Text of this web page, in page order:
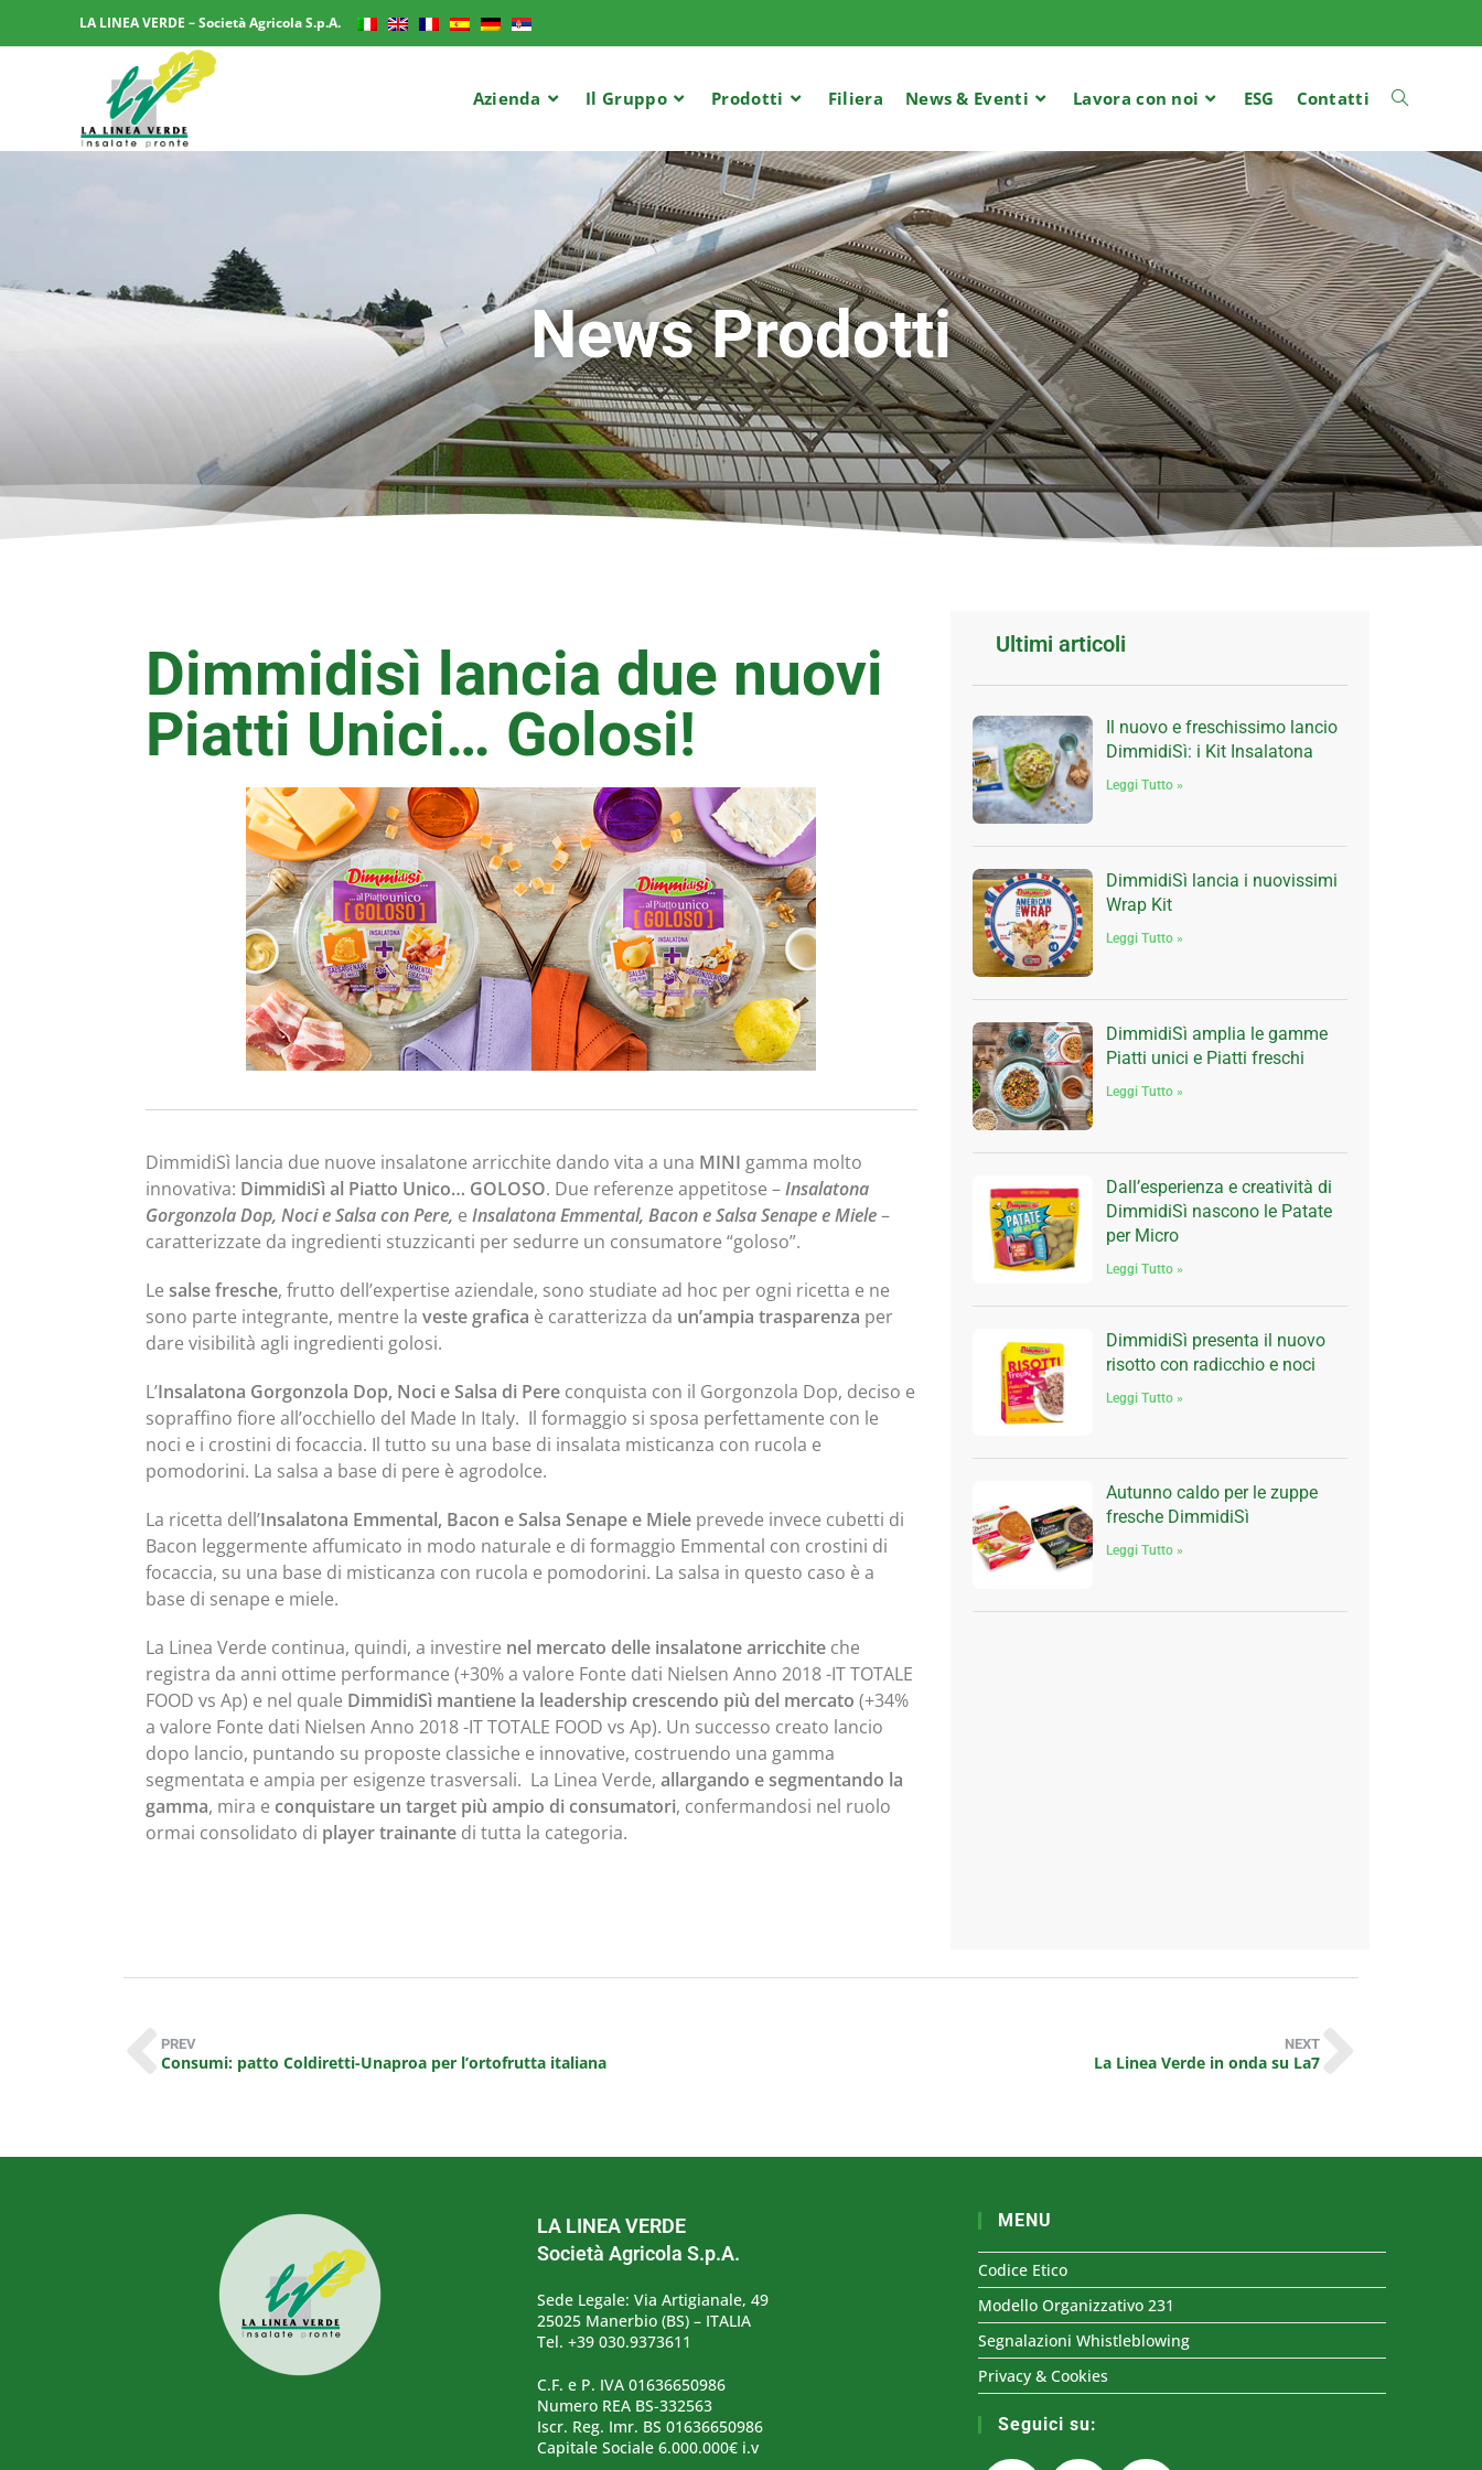
LA LINEA VERDE – Società Agricola S.p.A.
Azienda Il Gruppo Prodotti Filiera News & Eventi Lavora con noi ESG Contatti
News Prodotti
Dimmidisì lancia due nuovi
Piatti Unici… Golosi!
DimmidiSì lancia due nuove insalatone arricchite dando vita a una MINI gamma molto
innovativa: DimmidiSì al Piatto Unico… GOLOSO. Due referenze appetitose –Insalatona
Gorgonzola Dop, Noci e Salsa con Pere, e Insalatona Emmental, Bacon e Salsa Senape e Miele–
caratterizzate da ingredienti stuzzicanti per sedurre un consumatore “goloso”.
Le salse fresche, frutto dell’expertise aziendale, sono studiate ad hoc per ogni ricetta e ne
sono parte integrante, mentre la veste grafica è caratterizza da un’ampia trasparenza per
dare visibilità agli ingredienti golosi.
L’Insalatona Gorgonzola Dop, Noci e Salsa di Pere conquista con il Gorgonzola Dop, deciso e
sopraffino fiore all’occhiello del Made In Italy. Il formaggio si sposa perfettamente con le
noci e i crostini di focaccia. Il tutto su una base di insalata misticanza con rucola e
pomodorini. La salsa a base di pere è agrodolce.
La ricetta dell’Insalatona Emmental, Bacon e Salsa Senape e Miele prevede invece cubetti di
Bacon leggermente affumicato in modo naturale e di formaggio Emmental con crostini di
focaccia, su una base di misticanza con rucola e pomodorini. La salsa in questo caso è a
base di senape e miele.
La Linea Verde continua, quindi, a investire nel mercato delle insalatone arricchite che
registra da anni ottime performance (+30% a valore Fonte dati Nielsen Anno 2018 -IT TOTALE
FOOD vs Ap) e nel quale DimmidiSì mantiene la leadership crescendo più del mercato (+34%
a valore Fonte dati Nielsen Anno 2018 -IT TOTALE FOOD vs Ap). Un successo creato lancio
dopo lancio, puntando su proposte classiche e innovative, costruendo una gamma
segmentata e ampia per esigenze trasversali. La Linea Verde, allargando e segmentando la
gamma, mira e conquistare un target più ampio di consumatori, confermandosi nel ruolo
ormai consolidato di player trainante di tutta la categoria.
Ultimi articoli
Il nuovo e freschissimo lancio
DimmidiSì: i Kit Insalatona
Leggi Tutto »
DimmidiSì lancia i nuovissimi
Wrap Kit
Leggi Tutto »
DimmidiSì amplia le gamme
Piatti unici e Piatti freschi
Leggi Tutto »
Dall’esperienza e creatività di
DimmidiSì nascono le Patate
per Micro
Leggi Tutto »
DimmidiSì presenta il nuovo
risotto con radicchio e noci
Leggi Tutto »
Autunno caldo per le zuppe
fresche DimmidiSì
Leggi Tutto »
PREV
Consumi: patto Coldiretti-Unaproa per l’ortofrutta italiana
NEXT
La Linea Verde in onda su La7
LA LINEA VERDE
Società Agricola S.p.A.
Sede Legale: Via Artigianale, 49
25025 Manerbio (BS) – ITALIA
Tel. +39 030.9373611
C.F. e P. IVA 01636650986
Numero REA BS-332563
Iscr. Reg. Imr. BS 01636650986
Capitale Sociale 6.000.000€ i.v
MENU
Codice Etico
Modello Organizzativo 231
Segnalazioni Whistleblowing
Privacy & Cookies
Seguici su: